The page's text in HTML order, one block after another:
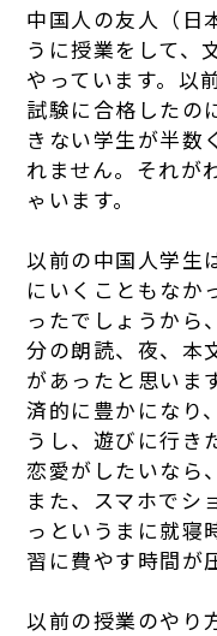
中国人の友人（日
うに授業をして、
やっています。以
試験に合格したの
きない学生が半数
れません。それが
ゃいます。
以前の中国人学生
にいくこともなか
ったでしょうから
分の朗読、夜、本
があったと思いま
済的に豊かになり
うし、遊びに行き
恋愛がしたいなら
また、スマホでシ
っというまに就寝
習に費やす時間が
以前の授業のやり